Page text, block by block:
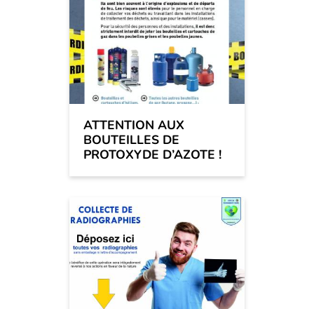
ATTENTION AUX
BOUTEILLES DE
PROTOXYDE D’AZOTE !